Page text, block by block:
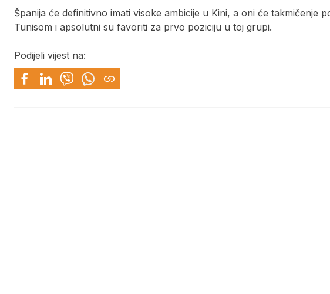
Španija će definitivno imati visoke ambicije u Kini, a oni će takmičenje
Tunisom i apsolutni su favoriti za prvo poziciju u toj grupi.
Podijeli vijest na: